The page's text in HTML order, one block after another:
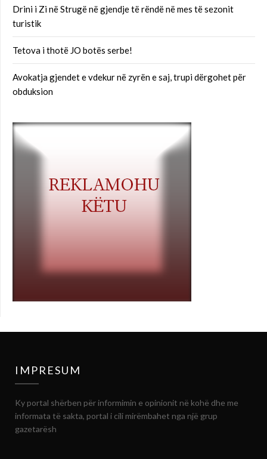
Drini i Zi në Strugë në gjendje të rëndë në mes të sezonit
turistik
Tetova i thotë JO botës serbe!
Avokatja gjendet e vdekur në zyrën e saj, trupi dërgohet për
obduksion
IMPRESUM
Ky portal shërben për informimin e opinionit në kohë dhe me
informata të sakta, portal i cili mirëmbahet nga një grup
gazetarësh